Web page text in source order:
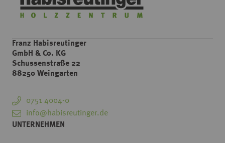
Franz Habisreutinger
GmbH & Co. KG
Schussenstraße 22
88250 Weingarten
0751 4004-0
info@habisreutinger.de
UNTERNEHMEN